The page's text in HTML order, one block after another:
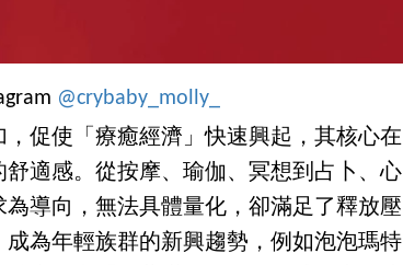
@crybaby_molly_
促使「療癒經濟」快速興起，其核心在
適感。從按摩、瑜伽、冥想到占卜、心
導向，無法具體量化，卻滿足了釋放壓
為年輕族群的新興趨勢，例如泡泡瑪特